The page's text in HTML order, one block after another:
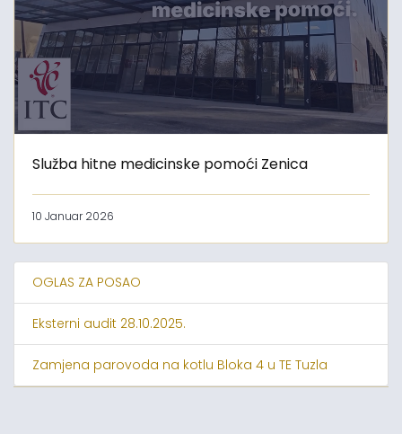
Služba hitne medicinske pomoći Zenica
10 Januar 2026
OGLAS ZA POSAO
Eksterni audit 28.10.2025.
Zamjena parovoda na kotlu Bloka 4 u TE Tuzla